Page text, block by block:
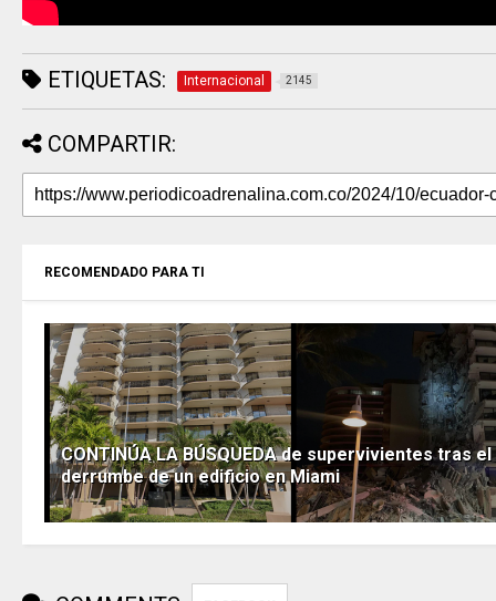
ETIQUETAS: Internacional 2145
COMPARTIR:
RECOMENDADO PARA TI
CONTINÚA LA BÚSQUEDA de supervivientes tras el
derrumbe de un edificio en Miami